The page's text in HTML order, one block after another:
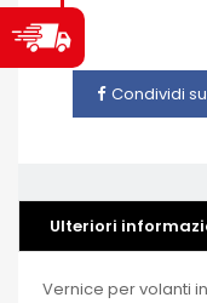
Condividi
Ulteriori
Vernice per volanti